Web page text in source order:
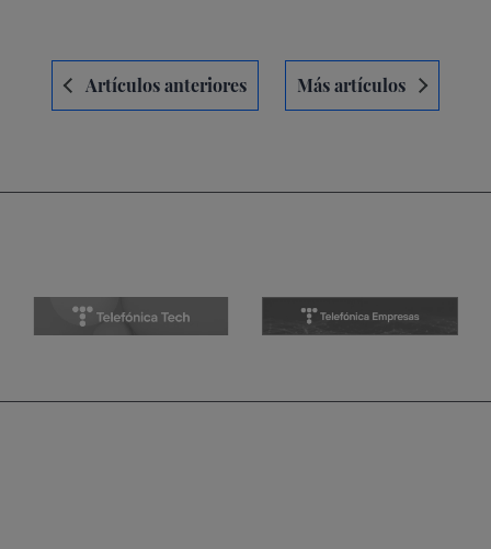
Navegación
entradas
Artículos anteriores Más artículos